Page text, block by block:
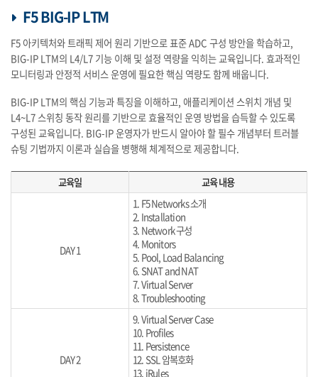
F5 BIG-IP LTM
F5 아키텍처와 트래픽 제어 원리 기반으로 표준 ADC 구성 방안을 학습하고,
BIG-IP LTM의 L4/L7 기능 이해 및 설정 역량을 익히는 교육입니다. 효과적인
모니터링과 안정적 서비스 운영에 필요한 핵심 역량도 함께 배웁니다.
BIG-IP LTM의 핵심 기능과 특징을 이해하고, 애플리케이션 스위치 개념 및
L4~L7 스위칭 동작 원리를 기반으로 효율적인 운영 방법을 습득할 수 있도록
구성된 교육입니다. BIG-IP 운영자가 반드시 알아야 할 필수 개념부터 트러블
슈팅 기법까지 이론과 실습을 병행해 체계적으로 제공합니다.
교육일 교육 내용
DAY 1
1. F5 Networks 소개
2. Installation
3. Network 구성
4. Monitors
5. Pool, Load Balancing
6. SNAT and NAT
7. Virtual Server
8. Troubleshooting
DAY 2
9. Virtual Server Case
10. Profiles
11. Persistence
12. SSL 암복호화
13. iRules